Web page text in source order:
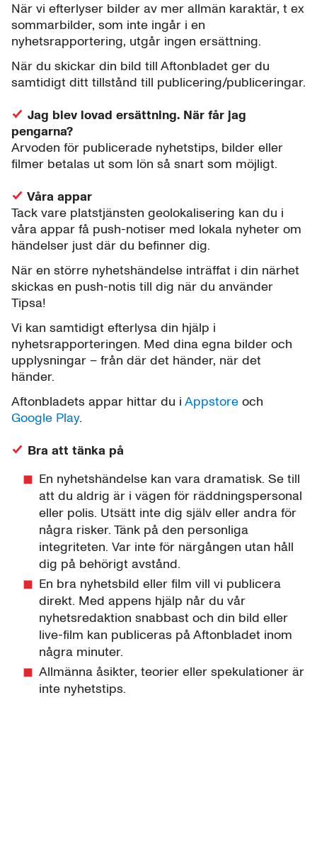
När vi efterlyser bilder av mer allmän karaktär, t ex
sommarbilder, som inte ingår i en
nyhetsrapportering, utgår ingen ersättning.
När du skickar din bild till Aftonbladet ger du
samtidigt ditt tillstånd till publicering/publiceringar.
Jag blev lovad ersättning. När får jag
pengarna?
Arvoden för publicerade nyhetstips, bilder eller
filmer betalas ut som lön så snart som möjligt.
Våra appar
Tack vare platstjänsten geolokalisering kan du i
våra appar få push-notiser med lokala nyheter om
händelser just där du befinner dig.
När en större nyhetshändelse inträffat i din närhet
skickas en push-notis till dig när du använder
Tipsa!
Vi kan samtidigt efterlysa din hjälp i
nyhetsrapporteringen. Med dina egna bilder och
upplysningar – från där det händer, när det
händer.
Aftonbladets appar hittar du i Appstore och
Google Play.
Bra att tänka på
En nyhetshändelse kan vara dramatisk. Se till
att du aldrig är i vägen för räddningspersonal
eller polis. Utsätt inte dig själv eller andra för
några risker. Tänk på den personliga
integriteten. Var inte för närgången utan håll
dig på behörigt avstånd.
En bra nyhetsbild eller film vill vi publicera
direkt. Med appens hjälp når du vår
nyhetsredaktion snabbast och din bild eller
live-film kan publiceras på Aftonbladet inom
några minuter.
Allmänna åsikter, teorier eller spekulationer är
inte nyhetstips.